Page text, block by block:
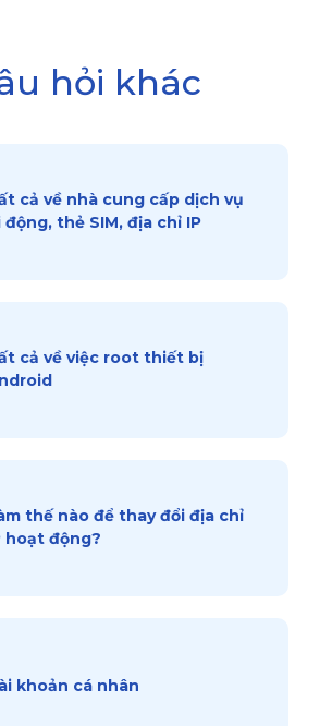
hỏi khác
cả về nhà cung cấp dịch vụ
động, thẻ SIM, địa chỉ IP
cả về việc root thiết bị
thế nào để thay đổi địa chỉ
hoạt động?
khoản cá nhân